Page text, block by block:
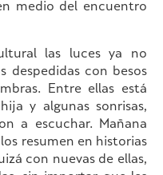
medio del encuentro
las luces ya no
despedidas con besos
Entre ellas está
y algunas sonrisas,
a escuchar. Mañana
resumen en historias
con nuevas de ellas,